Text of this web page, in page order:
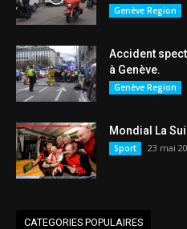
Genève Region
Accident
à Genève.
Genève Region
Mondial La
Sport 23 mai
CATEGORIES POPULAIRES